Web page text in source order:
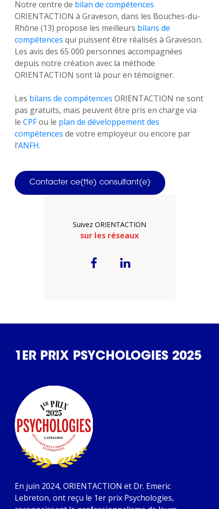
Notre centre de bilan de compétences
ORIENTACTION à Graveson, dans les Bouches-du-
Rhône (13) propose les meilleurs bilans de
compétences qui puissent être réalisés à Graveson.
Les avis des 65 000 personnes accompagnées
depuis notre création avec la méthode
ORIENTACTION sont là pour en témoigner.
Les bilans de compétences ORIENTACTION ne sont
pas gratuits, mais peuvent être pris en charge via
le CPFou le plan de développement des
compétences de votre employeur ou encore par
l’ANFH.
Contacter ce(tte) consultant(e)
Suivez ORIENTACTION
sur les réseaux
1ER PRIX PSYCHOLOGIES 2025
En juin 2024, ORIENTACTION et Dr. Emeric
Lebreton, ont reçu le 1er prix Psychologies,